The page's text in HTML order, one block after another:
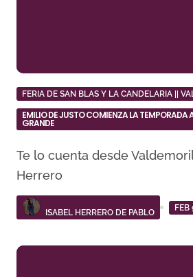
FERIA DE SAN BLAS Y LA CANDELARIA ||
EMILIO DE JUSTO COMIENZA LA TEMPORADA
GRANDE
Te lo cuenta desde Valdemorillo Isabel
Herrero
ISABEL HERRERO DE PABLO
FEB